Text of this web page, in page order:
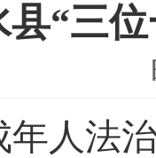
县“三
年人法